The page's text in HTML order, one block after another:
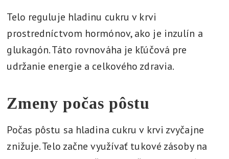
Telo reguluje hladinu cukru v krvi
prostredníctvom hormónov, ako je inzulín a
glukagón. Táto rovnováha je kľúčová pre
udržanie energie a celkového zdravia.
Zmeny počas pôstu
Počas pôstu sa hladina cukru v krvi zvyčajne
znižuje. Telo začne využívať tukové zásoby na